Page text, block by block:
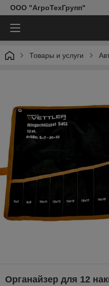
ООО "АгроТехГрупп"
Товары и услуги
Органайзер для 12